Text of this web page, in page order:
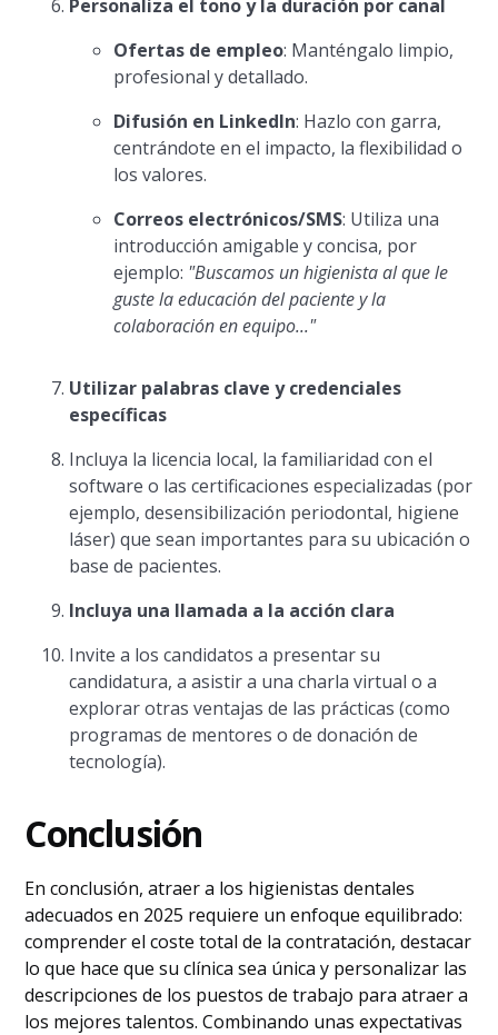
Personaliza el tono y la duración por canal
Ofertas de empleo: Manténgalo limpio,
profesional y detallado.
Difusión en LinkedIn: Hazlo con garra,
centrándote en el impacto, la flexibilidad o
los valores.
Correos electrónicos/SMS: Utiliza una
introducción amigable y concisa, por
ejemplo: "Buscamos un higienista al que le
guste la educación del paciente y la
colaboración en equipo..."
Utilizar palabras clave y credenciales
específicas
Incluya la licencia local, la familiaridad con el
software o las certificaciones especializadas (por
ejemplo, desensibilización periodontal, higiene
láser) que sean importantes para su ubicación o
base de pacientes.
Incluya una llamada a la acción clara
Invite a los candidatos a presentar su
candidatura, a asistir a una charla virtual o a
explorar otras ventajas de las prácticas (como
programas de mentores o de donación de
tecnología).
Conclusión
En conclusión, atraer a los higienistas dentales
adecuados en 2025 requiere un enfoque equilibrado:
comprender el coste total de la contratación, destacar
lo que hace que su clínica sea única y personalizar las
descripciones de los puestos de trabajo para atraer a
los mejores talentos. Combinando unas expectativas